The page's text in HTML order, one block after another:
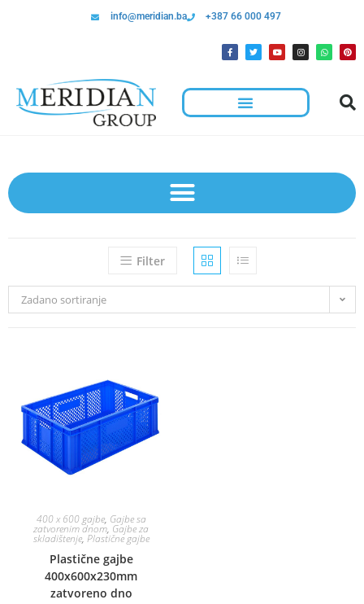
info@meridian.ba +387 66 000 497
Filter
Zadano sortiranje
400 x 600 gajbe, Gajbe sa
zatvorenim dnom, Gajbe za
skladištenje, Plastične gajbe
Plastične gajbe
400x600x230mm
zatvoreno dno